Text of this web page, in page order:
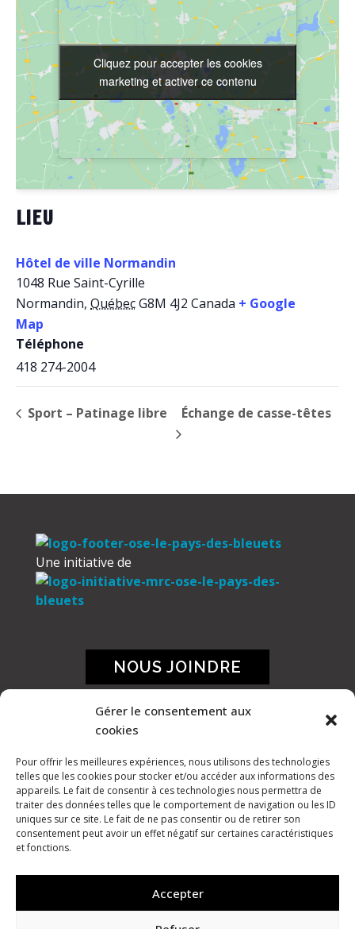
Gérer le consentement aux
cookies
Pour offrir les meilleures expériences, nous utilisons des technologies
telles que les cookies pour stocker et/ou accéder aux informations des
appareils. Le fait de consentir à ces technologies nous permettra de
traiter des données telles que le comportement de navigation ou les ID
uniques sur ce site. Le fait de ne pas consentir ou de retirer son
consentement peut avoir un effet négatif sur certaines caractéristiques
et fonctions.
Accepter
LIEU
Hôtel de ville Normandin
1048 Rue Saint-Cyrille
Normandin, QuébecG8M 4J2 Canada + Google
Map
Téléphone
418 274-2004
Cliquez pour accepter les cookies
marketing et activer ce contenu
Cliquez pour accepter les cookies
marketing et activer ce contenu
Sport – Patinage libre Échange de casse-têtes
Une initiative de
NOUS JOINDRE